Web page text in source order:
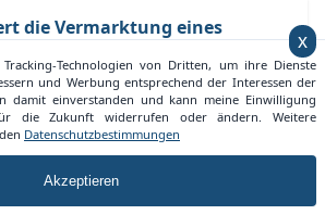
die Vermarktung eines
in Eppertshausen dauert zum
(März 2025) im Durchschnitt
Lage und Größe kann eine
x
Technologien von Dritten, um ihre Dienste
und Werbung entsprechend der Interessen der
damit einverstanden und kann meine Einwilligung
die Zukunft widerrufen oder ändern. Weitere
Datenschutzbestimmungen
Akzeptieren